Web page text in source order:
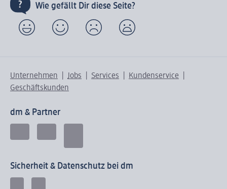
Wie gefällt Dir diese Seite?
Unternehmen Jobs Services
Kundenservice
Geschäftskunden
dm & Partner
Sicherheit & Datenschutz bei dm